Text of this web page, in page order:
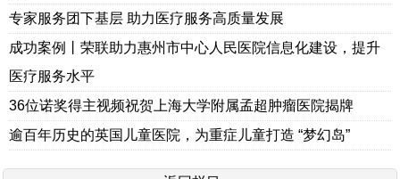
专家服务团下基层 助力医疗服务高质量发展
成功案例丨荣联助力惠州市中心人民医院信息化建设，提升
医疗服务水平
36位诺奖得主视频祝贺上海大学附属孟超肿瘤医院揭牌
逾百年历史的英国儿童医院，为重症儿童打造 “梦幻岛”